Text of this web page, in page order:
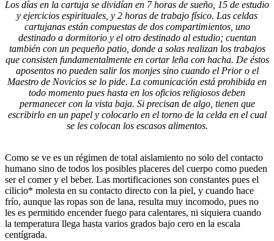
Los días en la cartuja se dividían en 7 horas de sueño, 15 de estudio
y ejercicios espirituales, y 2 horas de trabajo físico. Las celdas
cartujanas están compuestas de dos compartimientos, uno
destinado a dormitorio y el otro destinado al estudio; cuentan
también con un pequeño patio, donde a solas realizan los trabajos
que consisten fundamentalmente en cortar leña con hacha. De éstos
aposentos no pueden salir los monjes sino cuando el Prior o el
Maestro de Novicios se lo pide. La comunicación está prohibida en
todo momento pues hasta en los oficios religiosos deben
permanecer con la vista baja. Si precisan de algo, tienen que
escribirlo en un papel y colocarlo en el torno de la celda en el cual
se les colocan los escasos alimentos.
Como se ve es un régimen de total aislamiento no solo del contacto
humano sino de todos los posibles placeres del cuerpo como pueden
ser el comer y el beber. Las mortificaciones son constantes pues el
cilicio* molesta en su contacto directo con la piel, y cuando hace
frío, aunque las ropas son de lana, resulta muy incomodo, pues no
les es permitido encender fuego para calentares, ni siquiera cuando
la temperatura llega hasta varios grados bajo cero en la escala
centígrada.